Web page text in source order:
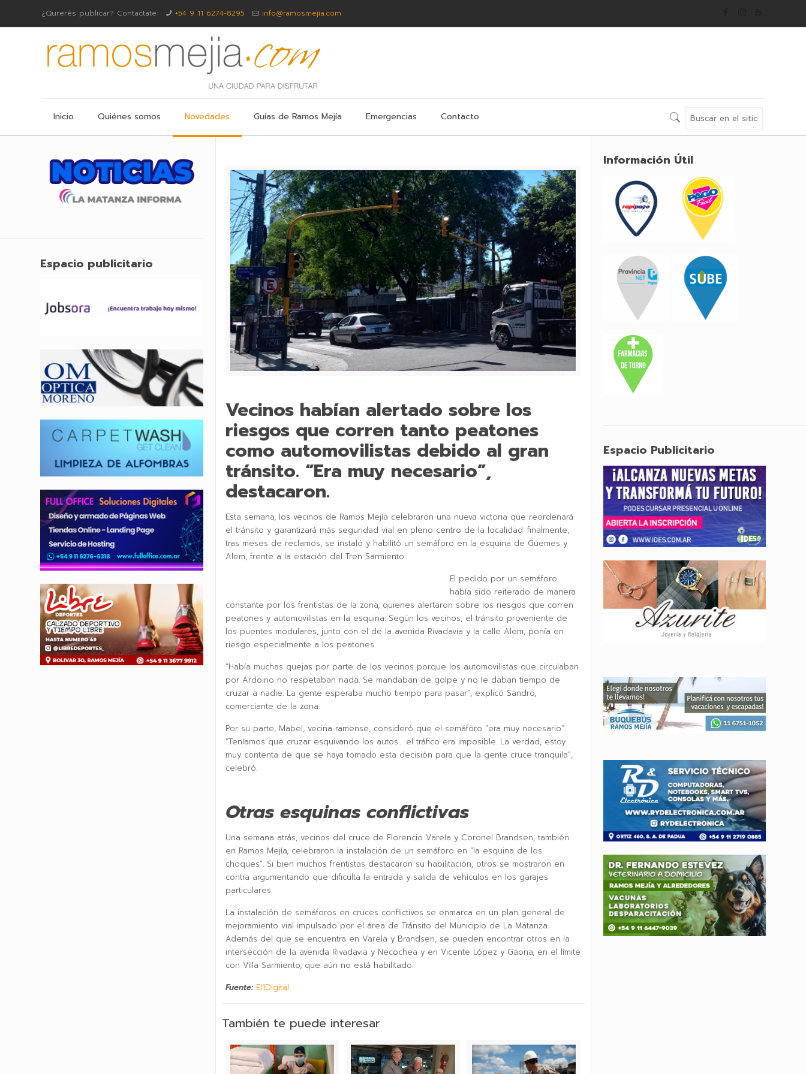
¿Qurerés publicar? Contactate: +54 9 11 6274-8295 info@ramosmejia.com
Inicio Quiénes somos Novedades Guías de Ramos Mejía Emergencias Contacto
Vecinos habían alertado sobre los
riesgos que corren tanto peatones
como automovilistas debido al gran
tránsito. “Era muy necesario”,
destacaron.
Esta semana, los vecinos de Ramos Mejía celebraron una nueva victoria que reordenará
el tránsito y garantizará más seguridad vial en pleno centro de la localidad: finalmente,
tras meses de reclamos, se instaló y habilitó un semáforo en la esquina de Güemes y
Alem, frente a la estación del Tren Sarmiento.
El pedido por un semáforo
había sido reiterado de manera
constante por los frentistas de la zona, quienes alertaron sobre los riesgos que corren
peatones y automovilistas en la esquina. Según los vecinos, el tránsito proveniente de
los puentes modulares, junto con el de la avenida Rivadavia y la calle Alem, ponía en
riesgo especialmente a los peatones.
“Había muchas quejas por parte de los vecinos porque los automovilistas que circulaban
por Ardoino no respetaban nada. Se mandaban de golpe y no le daban tiempo de
cruzar a nadie. La gente esperaba mucho tiempo para pasar”, explicó Sandro,
comerciante de la zona.
Por su parte, Mabel, vecina ramense, consideró que el semáforo “era muy necesario”.
“Teníamos que cruzar esquivando los autos… el tráfico era imposible. La verdad, estoy
muy contenta de que se haya tomado esta decisión para que la gente cruce tranquila”,
celebró.
Otras esquinas conflictivas
Una semana atrás, vecinos del cruce de Florencio Varela y Coronel Brandsen, también
en Ramos Mejía, celebraron la instalación de un semáforo en “la esquina de los
choques”. Si bien muchos frentistas destacaron su habilitación, otros se mostraron en
contra argumentando que dificulta la entrada y salida de vehículos en los garajes
particulares.
La instalación de semáforos en cruces conflictivos se enmarca en un plan general de
mejoramiento vial impulsado por el área de Tránsito del Municipio de La Matanza.
Además del que se encuentra en Varela y Brandsen, se pueden encontrar otros en la
intersección de la avenida Rivadavia y Necochea y en Vicente López y Gaona, en el límite
con Villa Sarmiento, que aún no está habilitado.
Fuente: El1Digital
También te puede interesar
Espacio publicitario
Información Útil
Espacio Publicitario